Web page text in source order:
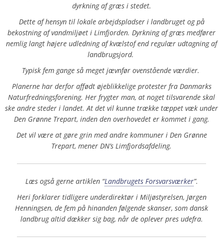
dyrkning af græs i stedet.
Dette af hensyn til lokale arbejdspladser i landbruget og på
bekostning af vandmiljøet i Limfjorden. Dyrkning af græs medfører
nemlig langt højere udledning af kvælstof end regulær udtagning af
landbrugsjord.
Typisk fem gange så meget jævnfør ovenstående værdier.
Planerne har derfor affødt øjeblikkelige protester fra Danmarks
Naturfredningsforening. Her frygter man, at noget tilsvarende skal
ske andre steder i landet. At det vil kunne trække tæppet væk under
Den Grønne Trepart, inden den overhovedet er kommet i gang.
Det vil være at gøre grin med andre kommuner i Den Grønne
Trepart, mener DN’s Limfjordsafdeling.
Læs også gerne artiklen “Landbrugets Forsvarsværker”.
Heri forklarer tidligere underdirektør i Miljøstyrelsen, Jørgen
Henningsen, de fem på hinanden følgende skanser, som dansk
landbrug altid dækker sig bag, når de oplever pres udefra.